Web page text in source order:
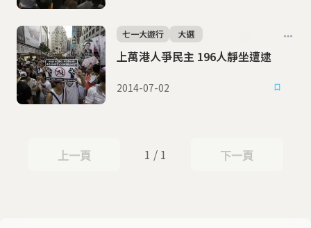
上萬港人爭民主 196人靜坐遭逮
七一大遊行 大選
2014-07-02
上一頁
上一頁 1 / 1 下一頁
下一頁